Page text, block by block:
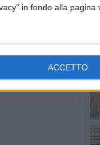
in fondo alla pagina
ACCETTO